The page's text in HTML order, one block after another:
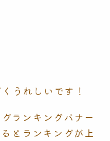
うれしいです！
ランキングバナー
とランキングが上